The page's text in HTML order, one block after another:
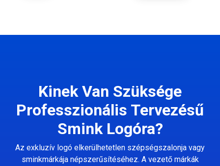
Kinek Van Szüksége
Professzionális Tervezésű
Smink Logóra?
Az exkluzív logó elkerülhetetlen szépségszalonja vagy
sminkmárkája népszerűsítéséhez. A vezető márkák